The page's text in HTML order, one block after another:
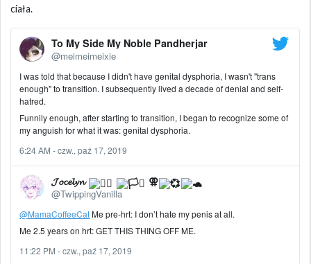
ciała.
To My Side My Noble Pandherjar
@meimeimeixie
I was told that because I didn't have genital dysphoria, I wasn't "trans
enough" to transition. I subsequently lived a decade of denial and self-
hatred.
Funnily enough, after starting to transition, I began to recognize some of
my anguish for what it was: genital dysphoria.
6:24 AM - czw., paź 17, 2019
𝓙𝓸𝓬𝓮𝓵𝔂𝓷 ⚢
@TwippingVanilla
@MamaCoffeeCatMe pre-hrt: I don’t hate my penis at all.
Me 2.5 years on hrt: GET THIS THING OFF ME.
11:22 PM - czw., paź 17, 2019